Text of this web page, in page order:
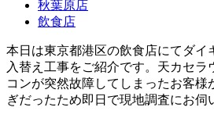
秋葉原店
飲食店
本日は東京都港区の飲食店にてダイ
入替え工事をご紹介です。天カセラ
コンが突然故障してしまったお客様
ぎだったため即日で現地調査にお伺